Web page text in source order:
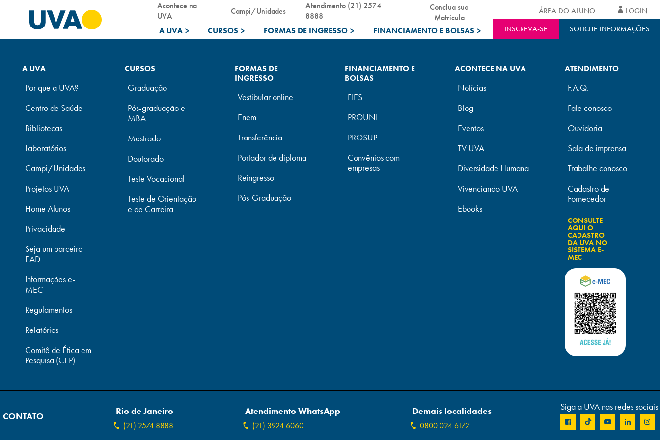
A UVA > CURSOS > FORMAS DE INGRESSO > FINANCIAMENTO E BOLSAS >
Acontece na
UVA
Campi/Unidades
Atendimento (21) 2574
8888
Conclua sua
Matrícula
INSCREVA-SE SOLICITE INFORMAÇÕES
ÁREA DO ALUNO LOGIN
A UVA
Por que a UVA?
Centro de Saúde
Bibliotecas
Laboratórios
Campi/Unidades
Projetos UVA
Home Alunos
Privacidade
Seja um parceiro
EAD
Informações e-
MEC
Regulamentos
Relatórios
Comitê de Ética em
Pesquisa (CEP)
CURSOS
Graduação
Pós-graduação e
MBA
Mestrado
Doutorado
Teste Vocacional
Teste de Orientação
e de Carreira
FORMAS DE
INGRESSO
Vestibular online
Enem
Transferência
Portador de diploma
Reingresso
Pós-Graduação
FINANCIAMENTO E
BOLSAS
FIES
PROUNI
PROSUP
Convênios com
empresas
ACONTECE NA UVA
Notícias
Blog
Eventos
TV UVA
Diversidade Humana
Vivenciando UVA
Ebooks
ATENDIMENTO
F.A.Q.
Fale conosco
Ouvidoria
Sala de imprensa
Trabalhe conosco
Cadastro de
Fornecedor
CONSULTE
AQUIO
CADASTRO
DA UVA NO
SISTEMA E-
MEC
CONTATO Rio de Janeiro
(21) 2574 8888
Atendimento WhatsApp
(21) 3924 6060
Demais localidades
0800 024 6172
Siga a UVA nas redes sociais